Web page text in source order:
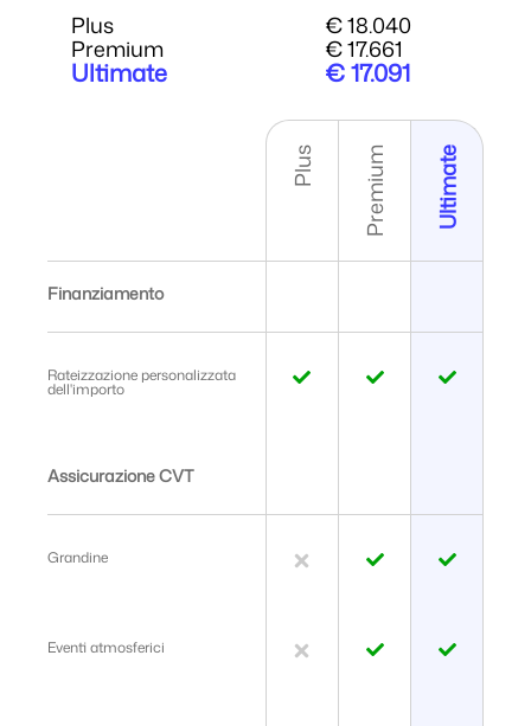
Plus € 18.040
Premium € 17.661
Ultimate € 17.091
Plus Premium Ultimate
Finanziamento
Rateizzazione personalizzata
dell'importo
Assicurazione CVT
Grandine
Eventi atmosferici